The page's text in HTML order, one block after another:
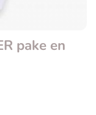
pake en